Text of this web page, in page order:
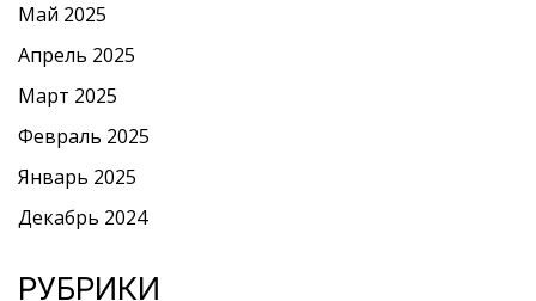
Май 2025
Апрель 2025
Март 2025
Февраль 2025
Январь 2025
Декабрь 2024
РУБРИКИ